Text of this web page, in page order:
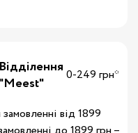
Відділення
"Meest"
0-249 грн*
від 1899